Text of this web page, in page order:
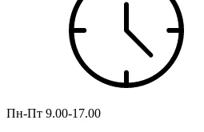
Пн-Пт 9.00-17.00